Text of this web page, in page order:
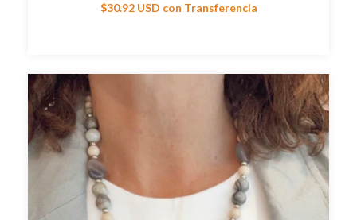
$30.92 USD con Transferencia